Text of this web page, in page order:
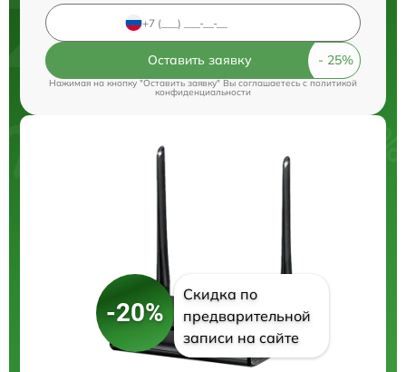
Оставить заявку
Нажимая на кнопку "Оставить заявку" Вы соглашаетесь cполитикой
конфиденциальности
-20%
Скидка по
предварительной
записи на сайте